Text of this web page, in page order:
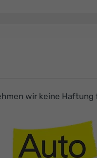
wir keine